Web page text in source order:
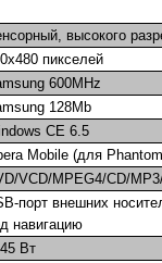
высокого
пикселей
600MHz
128Mb
CE 6.5
Mobile (для
VCD/MPEG4/CD/
порт внешних
навигацию
Вт